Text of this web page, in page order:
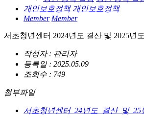
개인보호정책 개인보호정책
Member Member
서초청년센터 2024년도 결산 및 2025년
작성자 : 관리자
등록일 : 2025.05.09
조회수 : 749
첨부파일
서초청년센터_24년도_결산_및_25